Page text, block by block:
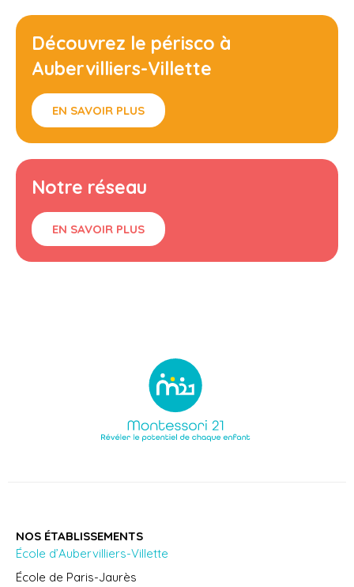
Découvrez le périsco à
Aubervilliers-Villette
EN SAVOIR PLUS
Notre réseau
EN SAVOIR PLUS
NOS ÉTABLISSEMENTS
École d’Aubervilliers-Villette
École de Paris-Jaurès